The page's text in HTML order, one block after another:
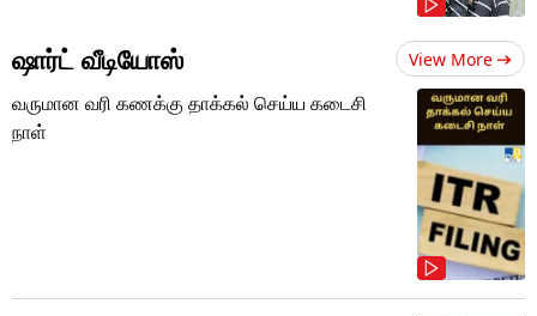
ஷார்ட் வீடியோஸ் View More
வருமான வரி கணக்கு தாக்கல் செய்ய கடைசி
நாள்